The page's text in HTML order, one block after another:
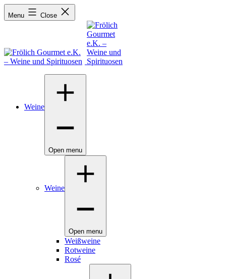
Menu Close
Weine
Open menu
Weine
Open menu
Weißweine
Rotweine
Rosé